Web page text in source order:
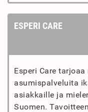
ESPERI CARE
Esperi Care
asumispalveluita
asiakkaille ja
Suomen.